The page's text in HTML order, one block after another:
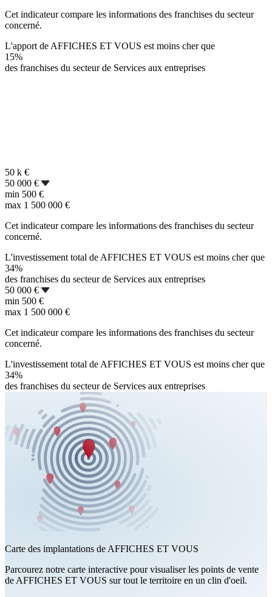
Cet indicateur compare les informations des franchises du secteur
concerné.
L'apport de AFFICHES ET VOUS est moins cher que
15%
des franchises du secteur de Services aux entreprises
50 k €
50 000 €
min 500 €
max 1 500 000 €
Cet indicateur compare les informations des franchises du secteur
concerné.
L'investissement total de AFFICHES ET VOUS est moins cher que
34%
des franchises du secteur de Services aux entreprises
50 000 €
min 500 €
max 1 500 000 €
Cet indicateur compare les informations des franchises du secteur
concerné.
L'investissement total de AFFICHES ET VOUS est moins cher que
34%
des franchises du secteur de Services aux entreprises
Carte des implantations de AFFICHES ET VOUS
Parcourez notre carte interactive pour visualiser les points de vente
de AFFICHES ET VOUS sur tout le territoire en un clin d'oeil.